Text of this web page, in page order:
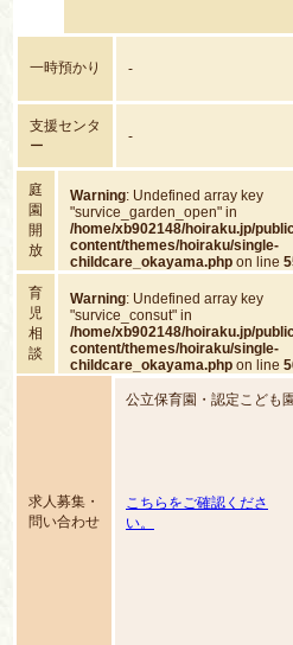
一時預かり -
支援センタ
ー
-
庭
園
開
放
Warning: Undefined array key
"survice_garden_open" in
/home/xb902148/hoiraku.jp/
content/themes/hoiraku/single-
childcare_okayama.php on line
育
児
相
談
Warning: Undefined array key
"survice_consut" in
/home/xb902148/hoiraku.jp/
content/themes/hoiraku/single-
childcare_okayama.php on line
求人募集・
問い合わせ
公立保育園・認定こども
こちらをご確認くださ
い。